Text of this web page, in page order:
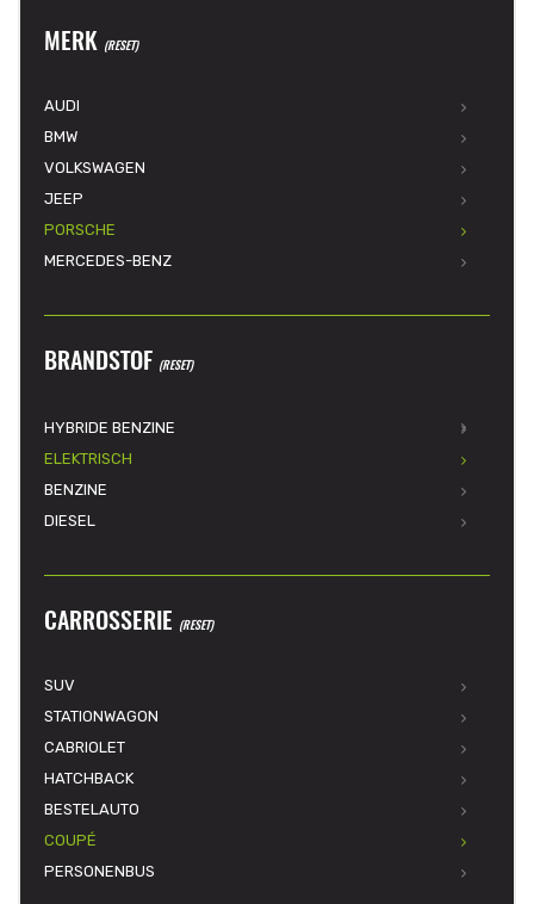
MERK (RESET)
AUDI
BMW
VOLKSWAGEN
JEEP
PORSCHE
MERCEDES-BENZ
BRANDSTOF (RESET)
HYBRIDE BENZINE
ELEKTRISCH
BENZINE
DIESEL
CARROSSERIE (RESET)
SUV
STATIONWAGON
CABRIOLET
HATCHBACK
BESTELAUTO
COUPÉ
PERSONENBUS